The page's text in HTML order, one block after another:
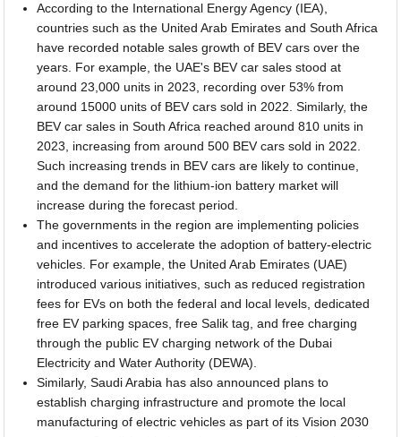
According to the International Energy Agency (IEA),
countries such as the United Arab Emirates and South Africa
have recorded notable sales growth of BEV cars over the
years. For example, the UAE's BEV car sales stood at
around 23,000 units in 2023, recording over 53% from
around 15000 units of BEV cars sold in 2022. Similarly, the
BEV car sales in South Africa reached around 810 units in
2023, increasing from around 500 BEV cars sold in 2022.
Such increasing trends in BEV cars are likely to continue,
and the demand for the lithium-ion battery market will
increase during the forecast period.
The governments in the region are implementing policies
and incentives to accelerate the adoption of battery-electric
vehicles. For example, the United Arab Emirates (UAE)
introduced various initiatives, such as reduced registration
fees for EVs on both the federal and local levels, dedicated
free EV parking spaces, free Salik tag, and free charging
through the public EV charging network of the Dubai
Electricity and Water Authority (DEWA).
Similarly, Saudi Arabia has also announced plans to
establish charging infrastructure and promote the local
manufacturing of electric vehicles as part of its Vision 2030